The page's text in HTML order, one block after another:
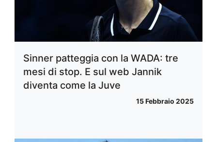
Sinner patteggia con la WADA: tre
mesi di stop. E sul web Jannik
diventa come la Juve
15 Febbraio 2025